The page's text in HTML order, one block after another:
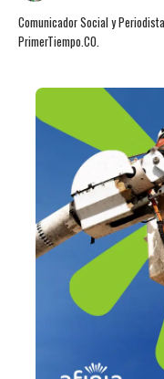
Comunicador Social y
PrimerTiempo.CO.